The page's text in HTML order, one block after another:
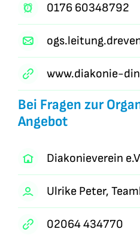
0176 60348792
www.diakonie-
Bei Fragen zur
Angebot
Diakonieverein
Ulrike Peter,
02064 434770